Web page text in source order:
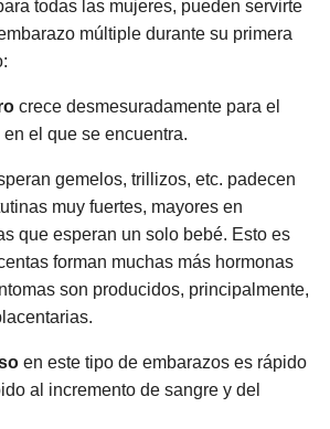
todas las mujeres, pueden servirte
múltiple durante su primera
crece desmesuradamente para el
el que se encuentra.
gemelos, trillizos, etc. padecen
muy fuertes, mayores en
que esperan un solo bebé. Esto es
forman muchas más hormonas
son producidos, principalmente,
en este tipo de embarazos es rápido
al incremento de sangre y del